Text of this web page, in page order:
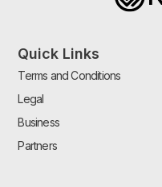
Quick Links
Terms and Conditions
Legal
Business
Partners